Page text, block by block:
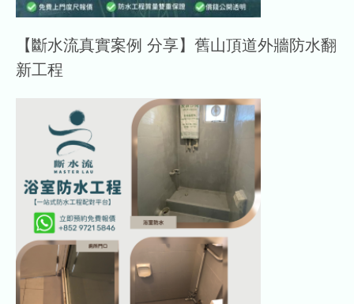
【斷水流真實案例 分享】舊山頂道外牆防水翻
新工程